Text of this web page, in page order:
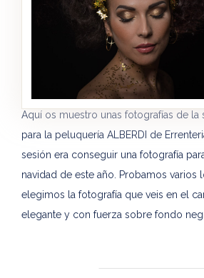
Aquí os muestro unas fotografías de la
para la peluquería ALBERDI de
sesión era conseguir una fotografía
navidad de este año. Probamos varios
elegimos la fotografía que veis en el
elegante y con fuerza sobre fondo